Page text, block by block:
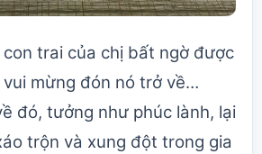
trai của chị bất ngờ được
mừng đón nó trở về…
đó, tưởng như phúc lành, lại
trộn và xung đột trong gia